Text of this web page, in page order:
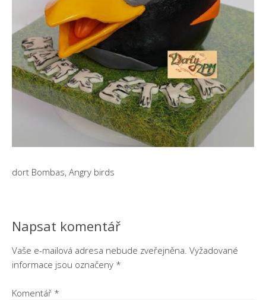
dort Bombas, Angry birds
Napsat komentář
Vaše e-mailová adresa nebude zveřejněna. Vyžadované
informace jsou označeny *
Komentář *